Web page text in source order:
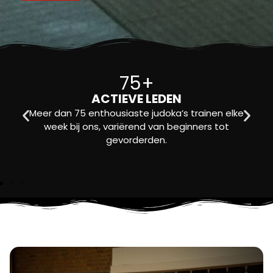
WEKELIJKSE TRAININGEN
We bieden drie verschillende trainingssessies per
week, inclusief speciale lessen voor kinderen met
een beperking.